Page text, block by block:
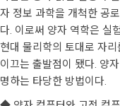
자 정보 과학을 개척한 공
다. 이로써 양자 역학은 실
현대 물리학의 토대로 자
이끄는 출발점이 됐다. 양
명하는 타당한 방법이다.